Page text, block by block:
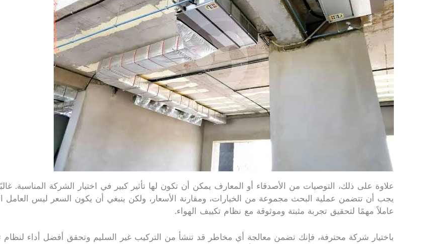
علاوة على ذلك، التوصيات من الأصدقاء أو المعارف يمكن أن تكون لها تأثير كبير في اختيار الشركة المناسبة.
يجب أن تتضمن عملية البحث مجموعة من الخيارات، ومقارنة الأسعار، ولكن ينبغي أن يكون السعر ليس العامل
عاملاً مهمًا لتحقيق تجربة مثبتة وموثوقة مع نظام تكييف الهواء.
باختيار شركة محترفة، فإنك تضمن معالجة أي مخاطر قد تنشأ من التركيب غير السليم وتحقق أفضل أداء